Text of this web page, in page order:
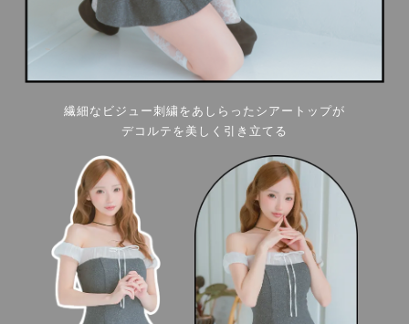
繊細なビジュー刺繍をあしらったシアートップが
デコルテを美しく引き立てる